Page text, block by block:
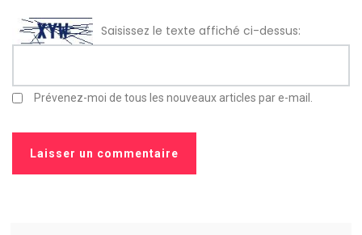
Saisissez le texte affiché ci-dessus:
Prévenez-moi de tous les nouveaux articles par e-mail.